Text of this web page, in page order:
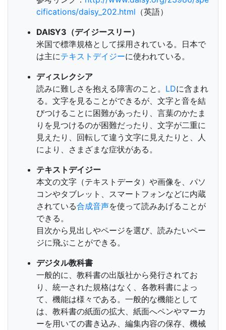
cifications/daisy_202.html （英語）
DAISY3（デイジースリー）
米国で標準規格として採用されている。日本で
は主にテキストデイジーに使われている。
ディスレクシア
読みに難しさを抱える障害のこと。 LDに含まれ
る。文字を見ることができるが、文字と音を結
びつけることに困難があったり、言葉のかたま
りを見つけるのが困難だったり、文字が二重に
見えたり、回転して違う文字に見えたりと、人
により、さまざまな症状がある。
テキストデイジー
本文の文字（テキストデータ）や画像を、パソ
コンやタブレット、スマートフォンなどに内蔵
されている合成音声を使って読みあげることが
できる。
目次から見出しやページを選び、読みたいペー
ジに飛ぶことができる。
デジタル教科書
一般的に、教科書の出版社から発行されてお
り、統一された規格はなく、各教科書によっ
て、機能は様々である。一般的な機能として
は、教科書の紙面の拡大、紙面へペンやマーカ
ーを用いての書き込み、編集内容の保存、機械